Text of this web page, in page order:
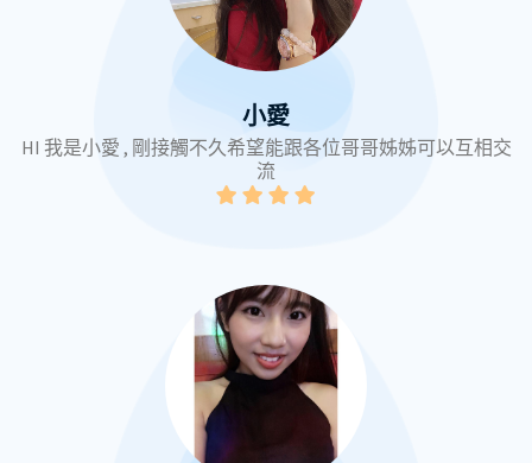
小愛
HI 我是小愛 , 剛接觸不久希望能跟各位哥哥姊姊可以互相交
流